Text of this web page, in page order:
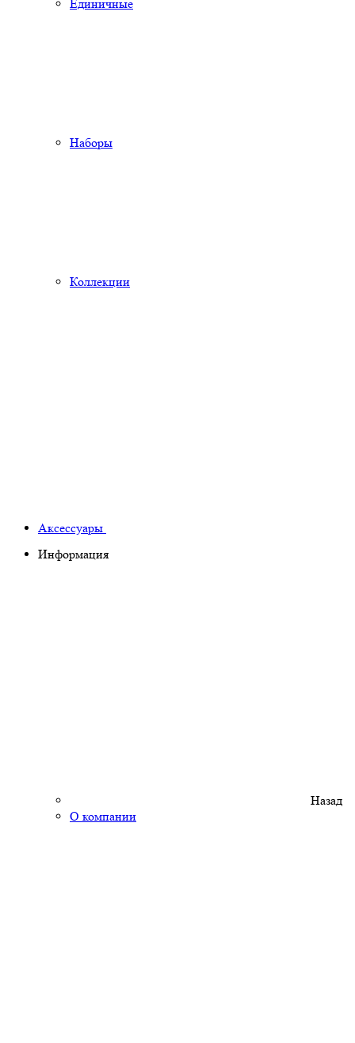
Единичные
Наборы
Коллекции
Аксессуары
Информация
Назад
О компании